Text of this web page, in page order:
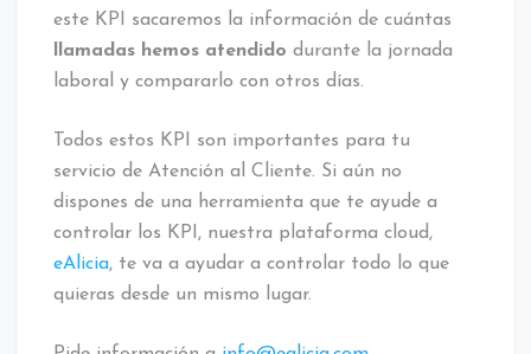
este KPI sacaremos la información de cuántas
llamadas hemos atendido durante la jornada
laboral y compararlo con otros días.
Todos estos KPI son importantes para tu
servicio de Atención al Cliente. Si aún no
dispones de una herramienta que te ayude a
controlar los KPI, nuestra plataforma cloud,
eAlicia, te va a ayudar a controlar todo lo que
quieras desde un mismo lugar.